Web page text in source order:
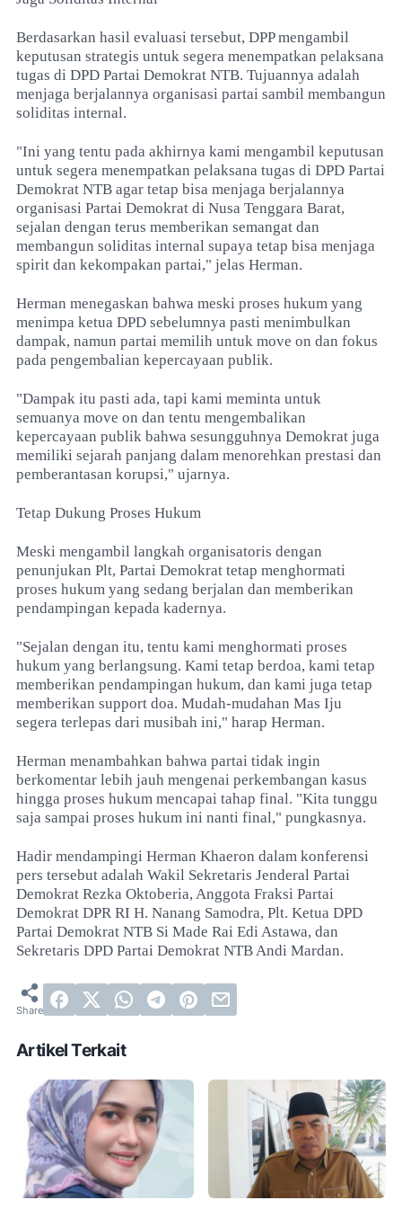
Berdasarkan hasil evaluasi tersebut, DPP mengambil
keputusan strategis untuk segera menempatkan pelaksana
tugas di DPD Partai Demokrat NTB. Tujuannya adalah
menjaga berjalannya organisasi partai sambil membangun
soliditas internal.
"Ini yang tentu pada akhirnya kami mengambil keputusan
untuk segera menempatkan pelaksana tugas di DPD Partai
Demokrat NTB agar tetap bisa menjaga berjalannya
organisasi Partai Demokrat di Nusa Tenggara Barat,
sejalan dengan terus memberikan semangat dan
membangun soliditas internal supaya tetap bisa menjaga
spirit dan kekompakan partai," jelas Herman.
Herman menegaskan bahwa meski proses hukum yang
menimpa ketua DPD sebelumnya pasti menimbulkan
dampak, namun partai memilih untuk move on dan fokus
pada pengembalian kepercayaan publik.
"Dampak itu pasti ada, tapi kami meminta untuk
semuanya move on dan tentu mengembalikan
kepercayaan publik bahwa sesungguhnya Demokrat juga
memiliki sejarah panjang dalam menorehkan prestasi dan
pemberantasan korupsi," ujarnya.
Tetap Dukung Proses Hukum
Meski mengambil langkah organisatoris dengan
penunjukan Plt, Partai Demokrat tetap menghormati
proses hukum yang sedang berjalan dan memberikan
pendampingan kepada kadernya.
"Sejalan dengan itu, tentu kami menghormati proses
hukum yang berlangsung. Kami tetap berdoa, kami tetap
memberikan pendampingan hukum, dan kami juga tetap
memberikan support doa. Mudah-mudahan Mas Iju
segera terlepas dari musibah ini," harap Herman.
Herman menambahkan bahwa partai tidak ingin
berkomentar lebih jauh mengenai perkembangan kasus
hingga proses hukum mencapai tahap final. "Kita tunggu
saja sampai proses hukum ini nanti final," pungkasnya.
Hadir mendampingi Herman Khaeron dalam konferensi
pers tersebut adalah Wakil Sekretaris Jenderal Partai
Demokrat Rezka Oktoberia, Anggota Fraksi Partai
Demokrat DPR RI H. Nanang Samodra, Plt. Ketua DPD
Partai Demokrat NTB Si Made Rai Edi Astawa, dan
Sekretaris DPD Partai Demokrat NTB Andi Mardan.
Artikel Terkait